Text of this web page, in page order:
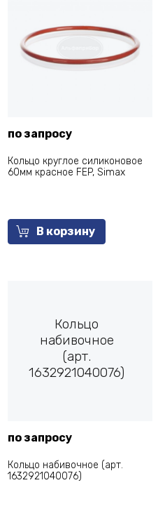
по запросу
Кольцо круглое силиконовое
60мм красное FEP, Simax
В корзину
Кольцо
набивочное
(арт.
1632921040076)
по запросу
Кольцо набивочное (арт.
1632921040076)